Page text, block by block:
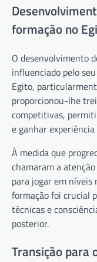
formação no
O desenvolvimento
influenciado pelo
Egito,
proporcionou-lhe
competitivas,
e ganhar
À medida que
chamaram a
para jogar em níveis
formação foi crucial
técnicas e
posterior.
Transição para